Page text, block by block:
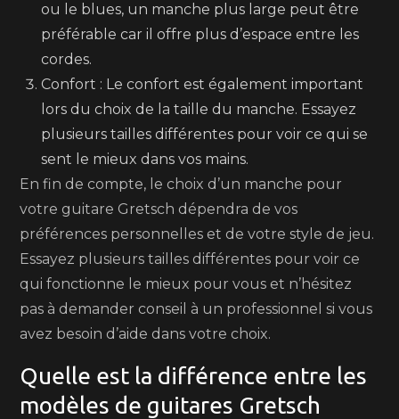
ou le blues, un manche plus large peut être
préférable car il offre plus d’espace entre les
cordes.
Confort : Le confort est également important
lors du choix de la taille du manche. Essayez
plusieurs tailles différentes pour voir ce qui se
sent le mieux dans vos mains.
En fin de compte, le choix d’un manche pour
votre guitare Gretsch dépendra de vos
préférences personnelles et de votre style de jeu.
Essayez plusieurs tailles différentes pour voir ce
qui fonctionne le mieux pour vous et n’hésitez
pas à demander conseil à un professionnel si vous
avez besoin d’aide dans votre choix.
Quelle est la différence entre les
modèles de guitares Gretsch